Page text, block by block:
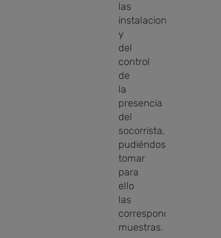
las
instalaciones
y
del
control
de
la
presencia
del
socorrista,
pudiéndose
tomar
para
ello
las
correspondientes
muestras.